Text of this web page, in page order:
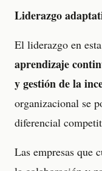
Liderazgo
El liderazgo en
aprendizaje
y gestión de la
organizacional se
diferencial
Las empresas que